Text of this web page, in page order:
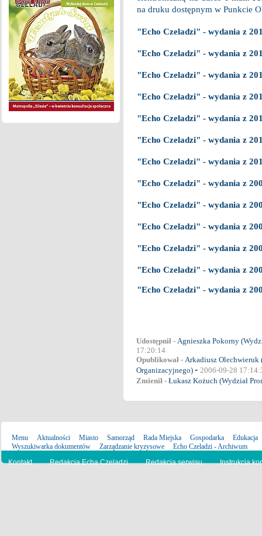
na druku dostępnym w Punkcie
"Echo Czeladzi" - wydania z
"Echo Czeladzi" - wydania z
"Echo Czeladzi" - wydania z
"Echo Czeladzi" - wydania z
"Echo Czeladzi" - wydania z
"Echo Czeladzi" - wydania z
"Echo Czeladzi" - wydania z
"Echo Czeladzi" - wydania z
"Echo Czeladzi" - wydania z
"Echo Czeladzi" - wydania z
"Echo Czeladzi" - wydania z
"Echo Czeladzi" - wydania z
"Echo Czeladzi" - wydania z
Udostępnił - Agnieszka Pokorny
17:20:14
Opublikował - Arkadiusz Olechwieruk
Organizacyjnego) - 2006-09-28
Zmienił - Łukasz Kożuch (Wydział
Menu Aktualności Miasto Samorząd Rada Miejska Gospodarka
Edukacja
Wyszukiwarka dokumentów
Zarządzanie kryzysowe
Echo Czeladzi - Archiwum
Kontakt
Redakcja Echa Czeladzi Redakcja serwisu Instrukcja